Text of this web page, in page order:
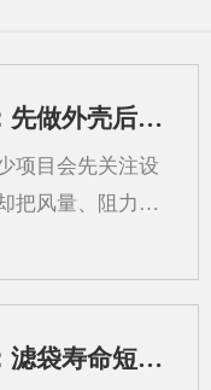
除尘设备制作常见误区：先做外壳后算系统会带来哪些问题
项目会先关注设
把风量、阻力、
到后面。这样做
出现返工、适配
流程差异较大，武汉除尘设备厂家解析：滤袋寿命短，问题可能不在滤袋，而在气流分布